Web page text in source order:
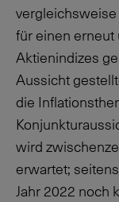
für einen
Aktienindizes
Aussicht
die
wird
erwartet;
Jahr 2022 noch